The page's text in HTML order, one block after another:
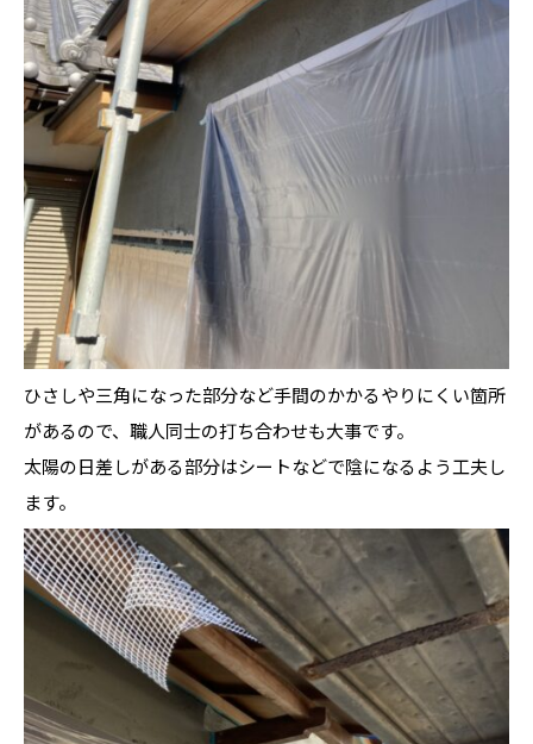
ひさしや三角になった部分など手間のかかるやりにくい箇所
があるので、職人同士の打ち合わせも大事です。
太陽の日差しがある部分はシートなどで陰になるよう工夫し
ます。